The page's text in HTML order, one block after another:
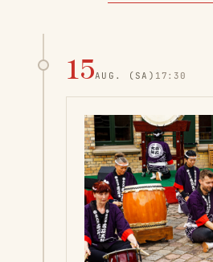
15AUG. (SA) 17:30